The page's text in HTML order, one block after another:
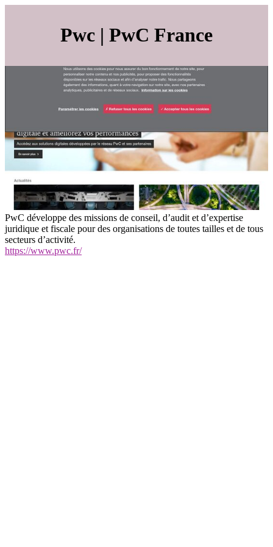
Pwc | PwC France
PwC développe des missions de conseil, d’audit et d’expertise
juridique et fiscale pour des organisations de toutes tailles et de tous
secteurs d’activité.
https://www.pwc.fr/